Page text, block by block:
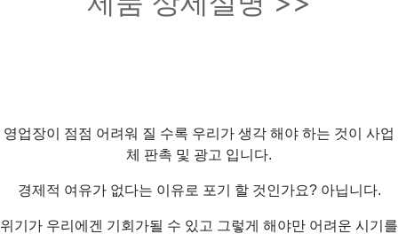
영업장이 점점 어려워 질 수록 우리가 생각 해야 하는 것이 사업
체 판촉 및 광고 입니다.
경제적 여유가 없다는 이유로 포기 할 것인가요? 아닙니다.
위기가 우리에겐 기회가될 수 있고 그렇게 해야만 어려운 시기를